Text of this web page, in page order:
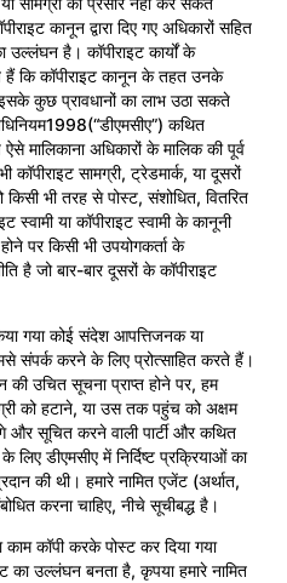
सामग्री का प्रसार नहीं कर सकते
कानून द्वारा दिए गए अधिकारों सहित
उल्लंघन है। कॉपीराइट कार्यों के
कि कॉपीराइट कानून के तहत उनके
कुछ प्रावधानों का लाभ उठा सकते
कथित
मालिकाना अधिकारों के मालिक की पूर्व
कॉपीराइट सामग्री, ट्रेडमार्क, या दूसरों
भी तरह से पोस्ट, संशोधित, वितरित
या कॉपीराइट स्वामी के कानूनी
पर किसी भी उपयोगकर्ता के
है जो बार-बार दूसरों के कॉपीराइट
गया कोई संदेश आपत्तिजनक या
संपर्क करने के लिए प्रोत्साहित करते हैं।
की उचित सूचना प्राप्त होने पर, हम
को हटाने, या उस तक पहुंच को अक्षम
और सूचित करने वाली पार्टी और कथित
डीएमसीए में निर्दिष्ट प्रक्रियाओं का
की थी। हमारे नामित एजेंट (अर्थात,
करना चाहिए, नीचे सूचीबद्ध है।
कॉपी करके पोस्ट कर दिया गया
उल्लंघन बनता है, कृपया हमारे नामित